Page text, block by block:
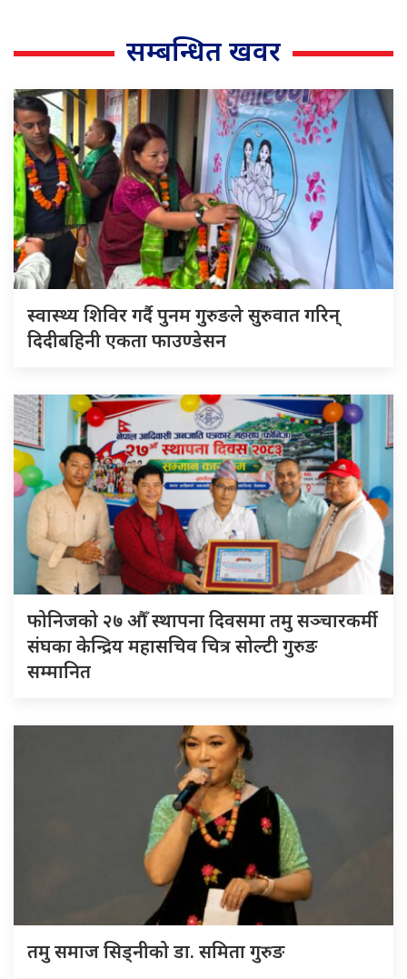
सम्बन्धित खवर
स्वास्थ्य शिविर गर्दै पुनम गुरुङले सुरुवात गरिन्
दिदीबहिनी एकता फाउण्डेसन
फोनिजको २७ औँ स्थापना दिवसमा तमु सञ्चारकर्मी
संघका केन्द्रिय महासचिव चित्र सोल्टी गुरुङ
सम्मानित
तमु समाज सिड्नीको डा. समिता गुरुङ